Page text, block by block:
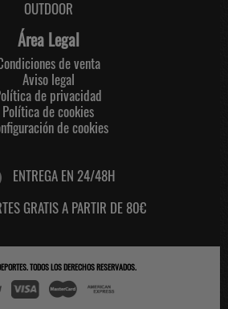
OUTDOOR
Área Legal
de venta
Aviso legal
de privacidad
Política de cookies
de cookies
ENTREGA EN 24/48H
GRATIS A PARTIR DE 80€
. TODOS LOS DERECHOS RESERVADOS.